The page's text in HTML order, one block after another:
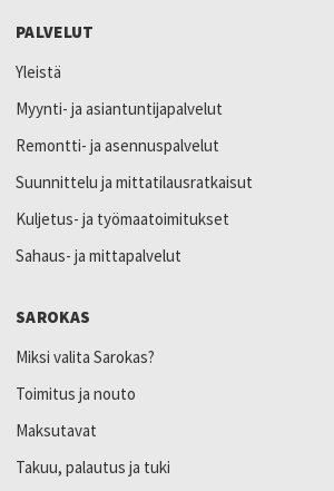
PALVELUT
Yleistä
Myynti- ja asiantuntijapalvelut
Remontti- ja asennuspalvelut
Suunnittelu ja mittatilausratkaisut
Kuljetus- ja työmaatoimitukset
Sahaus- ja mittapalvelut
SAROKAS
Miksi valita Sarokas?
Toimitus ja nouto
Maksutavat
Takuu, palautus ja tuki